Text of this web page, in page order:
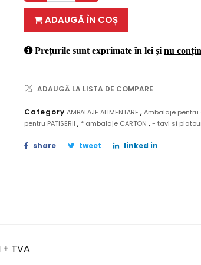
ADAUGĂ ÎN COȘ
Prețurile sunt exprimate în lei și nu conțin
ADAUGĂ LA LISTA DE COMPARE
CategoryAMBALAJE ALIMENTARE,Ambalaje pentru
pentru PATISERII , * ambalaje CARTON , - tavi si
share tweet linked in
TVA